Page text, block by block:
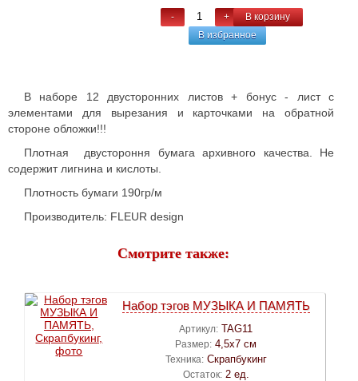
- +
В корзину
В избранное
В наборе 12 двусторонних листов + бонус - лист с
элементами для вырезания и карточками на обратной
стороне обложки!!!
Плотная двустороння бумага архивного качества. Не
содержит лигнина и кислоты.
Плотность бумаги 190гр/м
Производитель: FLEUR design
Смотрите также:
Набор тэгов МУЗЫКА И ПАМЯТЬ
Артикул: TAG11
Размер: 4,5х7 см
Техника: Скрапбукинг
Остаток: 2 ед.